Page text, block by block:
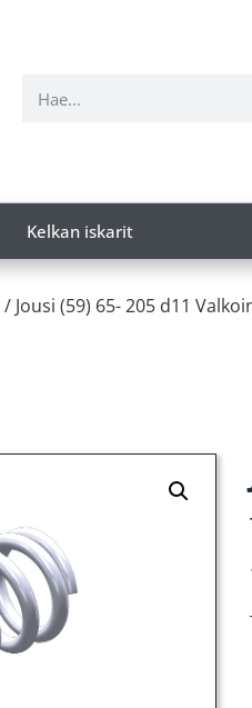
Kelkan iskarit
/ Jousi (59) 65- 205 d11